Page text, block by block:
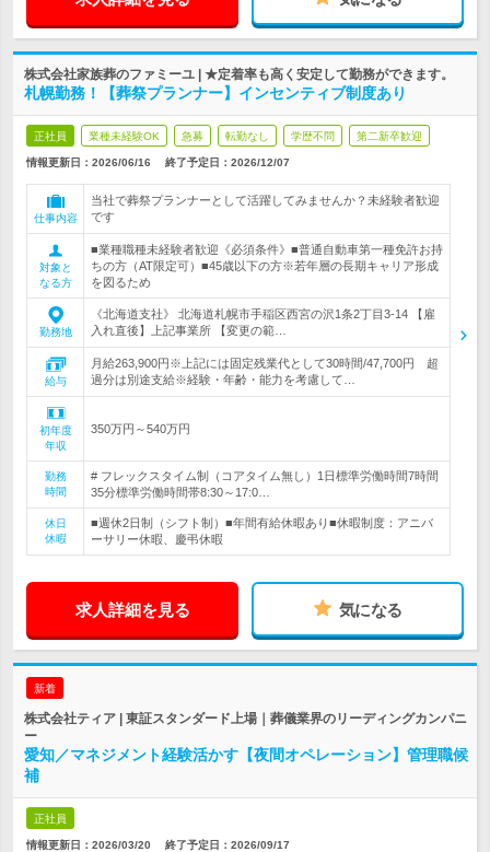
株式会社家族葬のファミーユ | ★定着率も高く安定して勤務ができます。
札幌勤務！【葬祭プランナー】インセンティブ制度あり
正社員 業種未経験OK 急募 転勤なし 学歴不問 第二新卒歓迎
情報更新日：2026/06/16 終了予定日： 2026/12/07
仕事内容
当社で葬祭プランナーとして活躍してみませんか？未経験者歓迎
です
対象と
なる方
■業種職種未経験者歓迎《必須条件》■普通自動車第一種免許お持
ちの方（AT限定可）■45歳以下の方※若年層の長期キャリア形成
を図るため
勤務地
《北海道支社》 北海道札幌市手稲区西宮の沢1条2丁目3-14 【雇
入れ直後】上記事業所 【変更の範…
給与
月給263,900円※上記には固定残業代として30時間/47,700円 超
過分は別途支給※経験・年齢・能力を考慮して…
初年度
年収
350万円～540万円
勤務
時間
# フレックスタイム制（コアタイム無し）1日標準労働時間7時間
35分標準労働時間帯8:30～17:0…
休日
休暇
■週休2日制（シフト制）■年間有給休暇あり■休暇制度：アニバ
ーサリー休暇、慶弔休暇
求人詳細を見る 気になる
新着
株式会社ティア | 東証スタンダード上場｜葬儀業界のリーディングカンパニ
ー
愛知／マネジメント経験活かす【夜間オペレーション】管理職候
補
正社員
情報更新日：2026/03/20 終了予定日： 2026/09/17